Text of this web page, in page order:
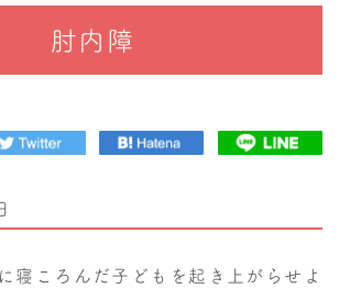
肘内障
寝ころんだ子どもを起き上がらせよ